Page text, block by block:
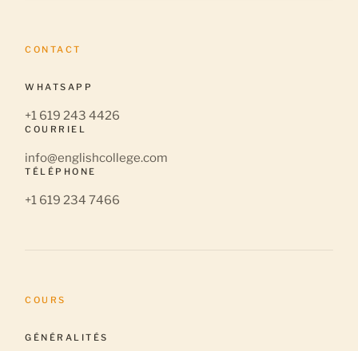
CONTACT
WHATSAPP
+1 619 243 4426
COURRIEL
info@englishcollege.com
TÉLÉPHONE
+1 619 234 7466
COURS
GÉNÉRALITÉS